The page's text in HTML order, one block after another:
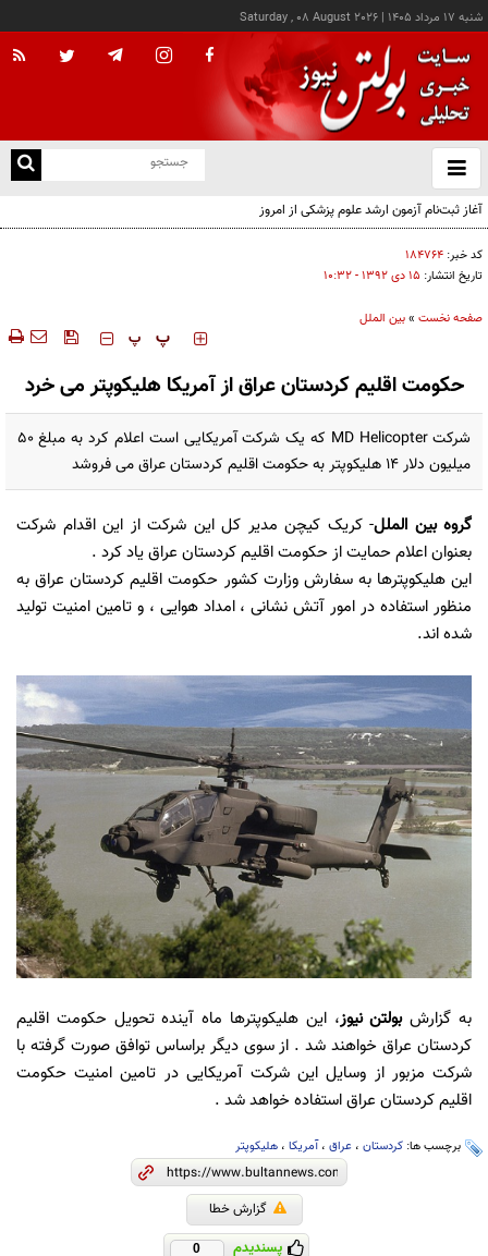
شنبه ۱۷ مرداد ۱۴۰۵ |
Saturday , 08 August 2026
باز
و
آغاز ثبت‌نام آزمون ارشد علوم پزشکی از امروز
کد خبر: ۱۸۴۷۶۴
تاریخ انتشار: ۱۵ دی ۱۳۹۲ - ۱۰:۳۲
صفحه نخست »بین الملل
‍‍‍ پ پ
حکومت اقلیم کردستان عراق از آمریکا هلیکوپتر می خرد
شرکت MD Helicopter که یک شرکت آمریکایی است اعلام کرد به مبلغ 50
میلیون دلار 14 هلیکوپتر به حکومت اقلیم کردستان عراق می فروشد
گروه بین الملل- کریک کیچن مدیر کل این شرکت از این اقدام شرکت
بعنوان اعلام حمایت از حکومت اقلیم کردستان عراق یاد کرد .
این هلیکوپترها به سفارش وزارت کشور حکومت اقلیم کردستان عراق به
منظور استفاده در امور آتش نشانی ، امداد هوایی ، و تامین امنیت تولید
شده اند.
به گزارش بولتن نیوز، این هلیکوپترها ماه آینده تحویل حکومت اقلیم
کردستان عراق خواهند شد . از سوی دیگر براساس توافق صورت گرفته با
شرکت مزبور از وسایل این شرکت آمریکایی در تامین امنیت حکومت
اقلیم کردستان عراق استفاده خواهد شد .
برچسب ها: کردستان ، عراق ،آمریکا ، هلیکوپتر
گزارش خطا
پسندیدم 0